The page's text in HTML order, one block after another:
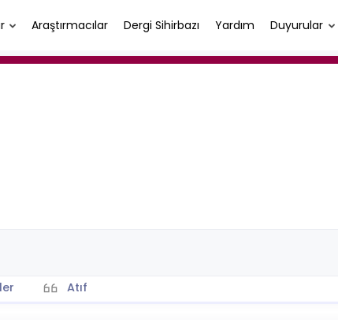
Araştırmacılar Dergi Sihirbazı Yardım Duyurular
Atıf